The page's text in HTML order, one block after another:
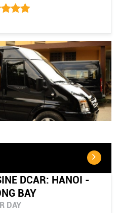
DCAR: HANOI -
BAY
DAY